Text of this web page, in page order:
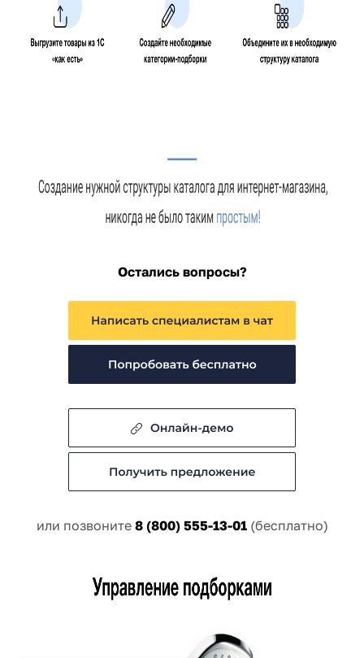
Остались вопросы?
или позвоните 8 (800) 555-13-01 (бесплатно)